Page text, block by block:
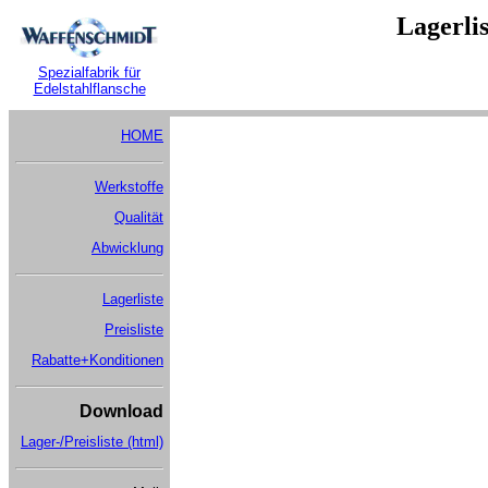
Spezialfabrik für
Edelstahlflansche
HOME
Werkstoffe
Qualität
Abwicklung
Lagerliste
Preisliste
Rabatte+Konditionen
Download
Lager-/Preisliste (html)